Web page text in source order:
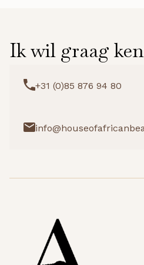
Ik wil graag
+31 (0)85 876 94 80